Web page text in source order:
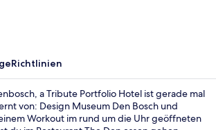
Richtlinien
a Tribute Portfolio Hotel ist gerade mal
von: Design Museum Den Bosch und
Workout im rund um die Uhr geöffneten